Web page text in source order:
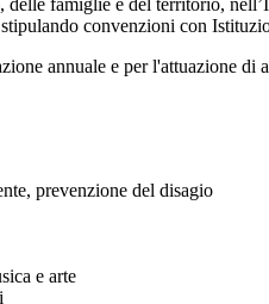
famiglie e del territorio,
convenzioni con
annuale e per l'attuazione di
prevenzione del disagio
e arte